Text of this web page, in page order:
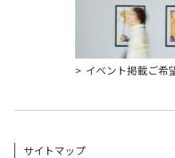
イベント掲載ご希
サイトマップ